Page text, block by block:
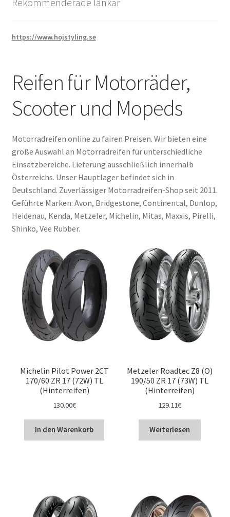
Reifen für Motorräder,
Scooter und Mopeds
Motorradreifen online zu fairen Preisen. Wir bieten eine
große Auswahl an Motorradreifen für unterschiedliche
Einsatzbereiche. Lieferung ausschließlich innerhalb
Österreichs. Unser Hauptlager befindet sich in
Deutschland. Zuverlässiger Motorradreifen-Shop seit 2011.
Geführte Marken: Avon, Bridgestone, Continental, Dunlop,
Heidenau, Kenda, Metzeler, Michelin, Mitas, Maxxis, Pirelli,
Shinko, Vee Rubber.
Michelin Pilot Power 2CT
170/60 ZR 17 (72W) TL
(Hinterreifen)
130.00€
In den Warenkorb
Metzeler Roadtec Z8 (O)
190/50 ZR 17 (73W) TL
(Hinterreifen)
129.11€
Weiterlesen
https://www.hojstyling.se